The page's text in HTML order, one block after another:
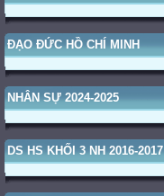
ĐẠO ĐỨC HỒ CHÍ MINH
NHÂN SỰ 2024-2025
DS HS KHỐI 3 NH 2016-2017